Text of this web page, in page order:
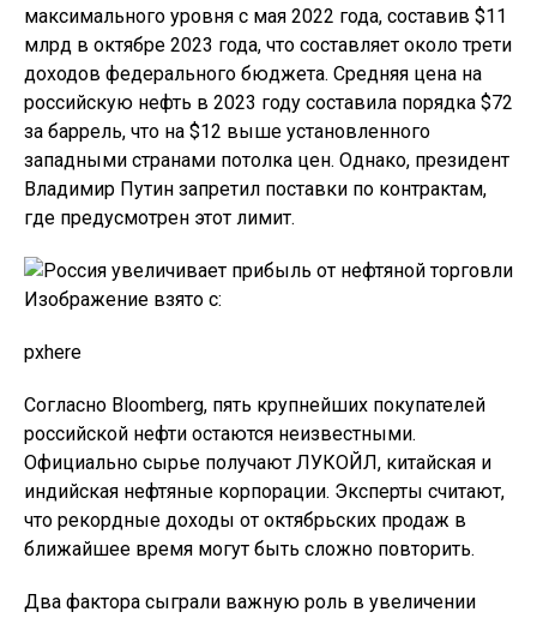
максимального уровня с мая 2022 года, составив $11
млрд в октябре 2023 года, что составляет около трети
доходов федерального бюджета. Средняя цена на
российскую нефть в 2023 году составила порядка $72
за баррель, что на $12 выше установленного
западными странами потолка цен. Однако, президент
Владимир Путин запретил поставки по контрактам,
где предусмотрен этот лимит.
Изображение взято с:
pxhere
Согласно Bloomberg, пять крупнейших покупателей
российской нефти остаются неизвестными.
Официально сырье получают ЛУКОЙЛ, китайская и
индийская нефтяные корпорации. Эксперты считают,
что рекордные доходы от октябрьских продаж в
ближайшее время могут быть сложно повторить.
Два фактора сыграли важную роль в увеличении